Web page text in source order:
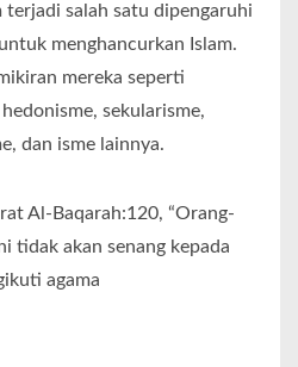
terjadi salah satu dipengaruhi
menghancurkan Islam.
mereka seperti
sekularisme,
dan isme lainnya.
Al-Baqarah:120, “Orang-
tidak akan senang kepada
agama